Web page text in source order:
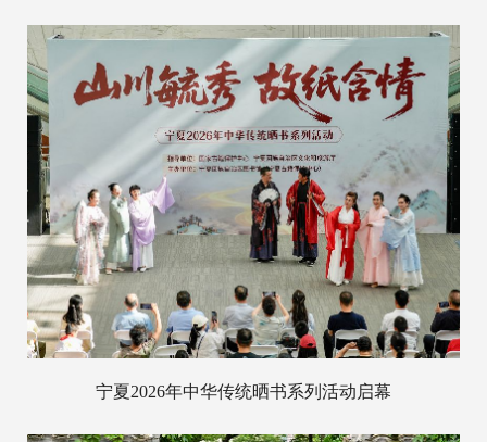
宁夏2026年中华传统晒书系列活动启幕